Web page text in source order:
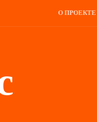
О ПРОЕКТЕ